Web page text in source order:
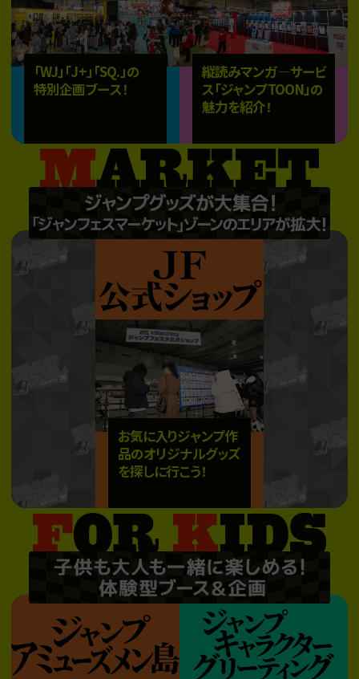
「WJ」「J+」「SQ.」の
特別企画ブース！
縦読みマンガ―サービ
ス「ジャンプTOON」の
魅力を紹介！
お気に入りジャンプ作
品のオリジナルグッズ
を探しに行こう！